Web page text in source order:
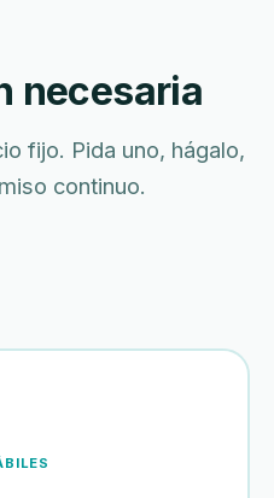
necesaria
fijo. Pida uno, hágalo,
continuo.